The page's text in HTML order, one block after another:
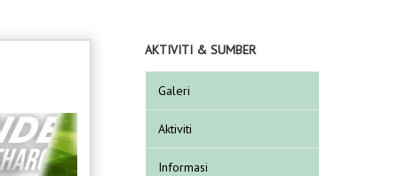
AKTIVITI & SUMBER
Galeri
Aktiviti
Informasi